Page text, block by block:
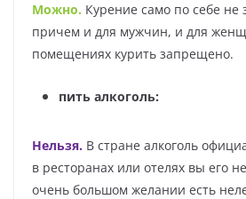
Можно. Курение само по себе не
причем и для мужчин, и для
помещениях курить запрещено.
пить алкоголь:
Нельзя. В стране алкоголь
в ресторанах или отелях вы его
очень большом желании есть